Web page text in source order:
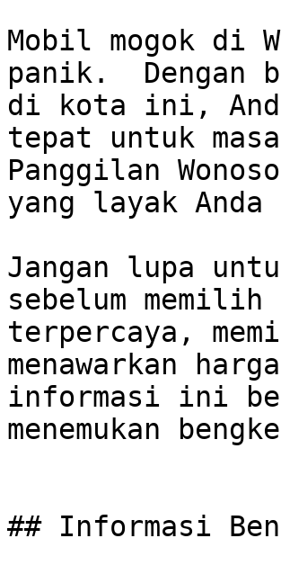
Mobil mogok di
panik.  Dengan
di kota ini,
tepat untuk
Panggilan
yang layak
Jangan lupa
sebelum
terpercaya,
menawarkan
informasi ini
menemukan
## Informasi